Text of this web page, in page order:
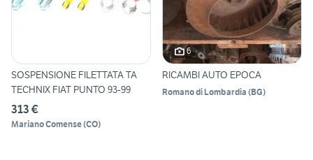
SOSPENSIONE FILETTATA TA
TECHNIX FIAT PUNTO 93-99
313 €
Mariano Comense(CO)
6
RICAMBI AUTO EPOCA
Romano di Lombardia (BG)